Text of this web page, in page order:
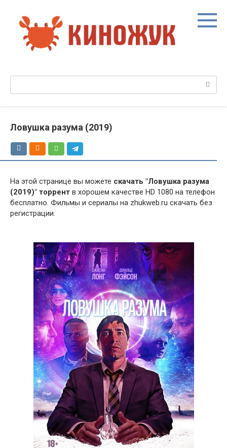
контенту
Ловушка разума (2019)
На этой странице вы можете скачать "Ловушка разума
(2019)" торрент в хорошем качестве HD 1080 на телефон
бесплатно. Фильмы и сериалы на zhukweb.ru скачать без
регистрации.